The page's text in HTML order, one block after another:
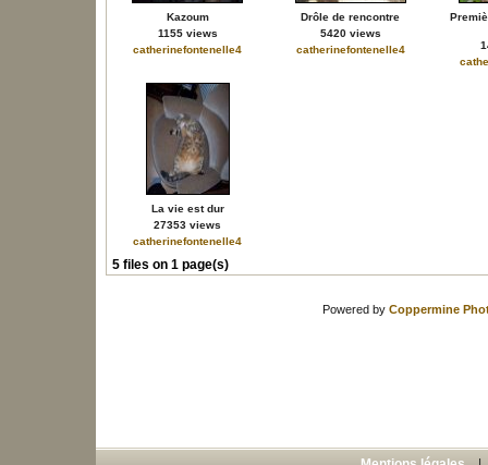
Kazoum
1155 views
catherinefontenelle4
Drôle de rencontre
5420 views
catherinefontenelle4
La vie est dur
27353 views
catherinefontenelle4
5 files on 1 page(s)
Powered by Coppermine